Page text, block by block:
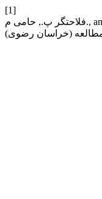
[1]
فلاحتگر پ., حامی م., and شجاعی و., “نقش تعدیلگر ورزش‌های الکترونیکی بر رابطه علی ناگویی هیجانی و تنهایی اجتماعی در دانش‌آموزان مقطع